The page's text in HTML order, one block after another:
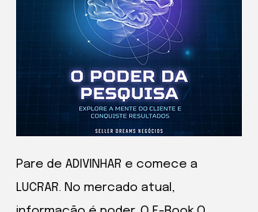
Pare de ADIVINHAR e comece a
LUCRAR. No mercado atual,